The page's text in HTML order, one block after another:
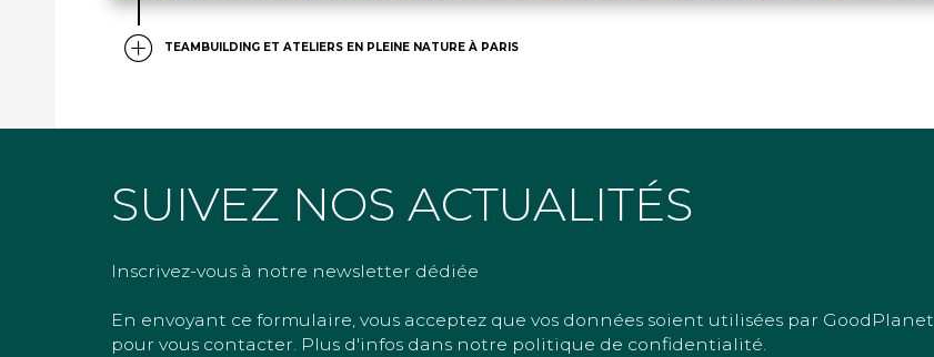
TEAMBUILDING ET ATELIERS EN PLEINE NATURE À PARIS
SUIVEZ NOS ACTUALITÉS
Inscrivez-vous à notre newsletter dédiée
En envoyant ce formulaire, vous acceptez que vos données soient utilisées par GoodPlanet
pour vous contacter. Plus d'infos dans notre politique de confidentialité.